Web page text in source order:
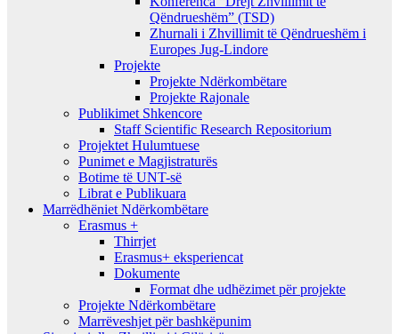
Qëndrueshëm” (TSD)
Zhurnali i Zhvillimit të Qëndrueshëm i
Europes Jug-Lindore
Projekte
Projekte Ndërkombëtare
Projekte Rajonale
Publikimet Shkencore
Staff Scientific Research Repositorium
Projektet Hulumtuese
Punimet e Magjistraturës
Botime të UNT-së
Librat e Publikuara
Marrëdhëniet Ndërkombëtare
Erasmus +
Thirrjet
Erasmus+ eksperiencat
Dokumente
Format dhe udhëzimet për projekte
Projekte Ndërkombëtare
Marrëveshjet për bashkëpunim